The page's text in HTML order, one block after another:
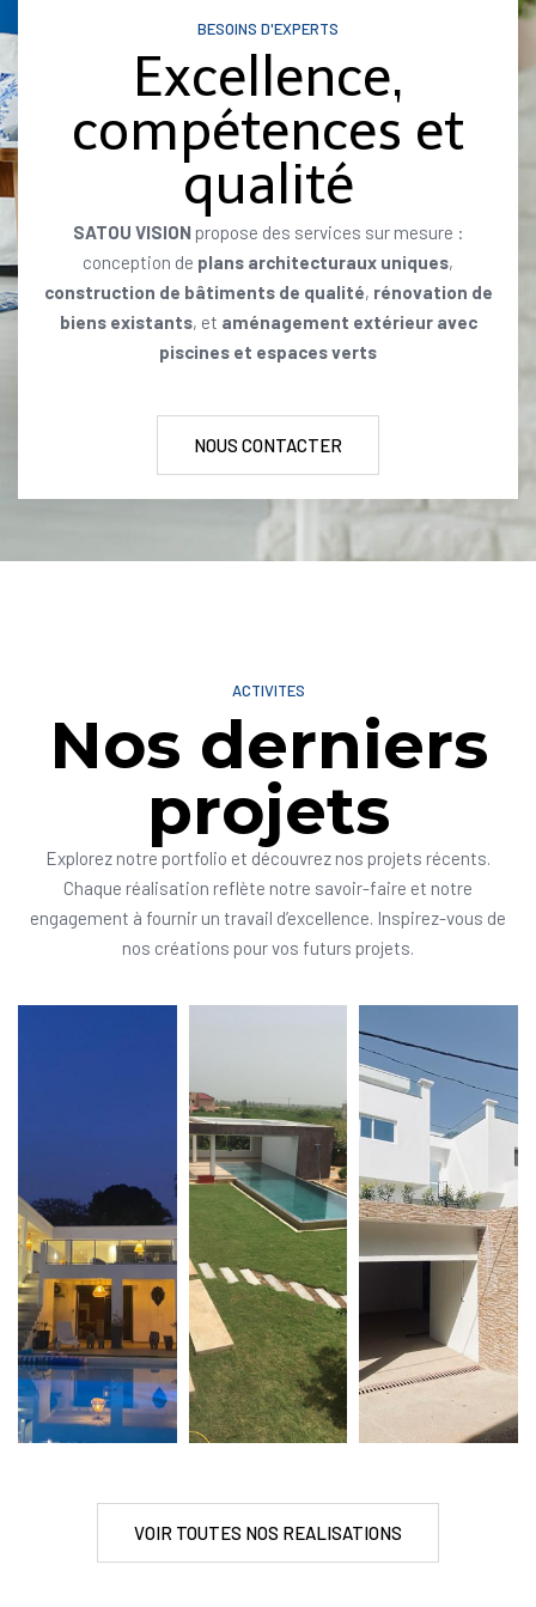
BESOINS D'EXPERTS
Excellence,
compétences et
qualité
SATOU VISION propose des services sur mesure :
conception de plans architecturaux uniques,
construction de bâtiments de qualité, rénovation de
biens existants, et aménagement extérieur avec
piscines et espaces verts
NOUS CONTACTER
ACTIVITES
Nos derniers
projets
Explorez notre portfolio et découvrez nos projets récents.
Chaque réalisation reflète notre savoir-faire et notre
engagement à fournir un travail d’excellence. Inspirez-vous de
nos créations pour vos futurs projets.
VOIR TOUTES NOS REALISATIONS